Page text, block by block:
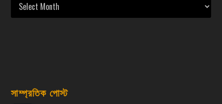
সাম্প্রতিক পোস্ট